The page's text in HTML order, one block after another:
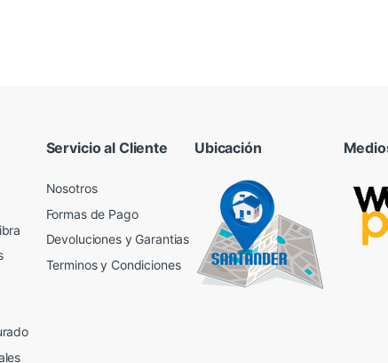
Servicio al Cliente
Nosotros
Formas de Pago
Devoluciones y Garantias
Terminos y Condiciones
Ubicación